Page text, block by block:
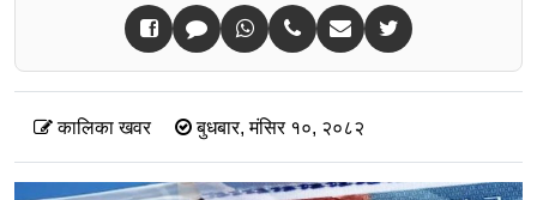
कालिका खवर बुधबार, मंसिर १०, २०८२